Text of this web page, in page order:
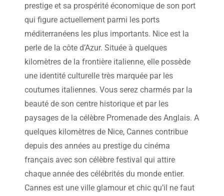
prestige et sa prospérité économique de son port
qui figure actuellement parmi les ports
méditerranéens les plus importants. Nice est la
perle de la côte d’Azur. Située à quelques
kilomètres de la frontière italienne, elle possède
une identité culturelle très marquée par les
coutumes italiennes. Vous serez charmés par la
beauté de son centre historique et par les
paysages de la célèbre Promenade des Anglais. A
quelques kilomètres de Nice, Cannes contribue
depuis des années au prestige du cinéma
français avec son célèbre festival qui attire
chaque année des célébrités du monde entier.
Cannes est une ville glamour et chic qu’il ne faut